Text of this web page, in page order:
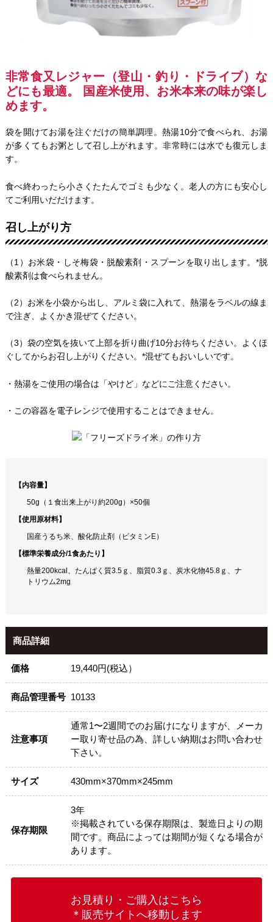
非常食又レジャー（登山・釣り・ドライブ）な
どにも最適。 国産米使用、お米本来の味が楽し
めます。
袋を開けてお湯を注ぐだけの簡単調理。熱湯10分で食べられ、お湯
が多くてもお粥として召し上がれます。非常時には水でも復元しま
す。
食べ終わったら小さくたたんでゴミも少なく。老人の方にも安心し
てご利用いだだけます。
召し上がり方
（1）お米袋・しそ梅袋・脱酸素剤・スプーンを取り出します。*脱
酸素剤は食べられません。
（2）お米を小袋から出し、アルミ袋に入れて、熱湯をラベルの線ま
で注ぎ、よくかき混ぜてください。
（3）袋の空気を抜いて上部を折り曲げ10分お待ちください。よくほ
ぐしてからお召し上がりください。*混ぜてもおいしいです。
・熱湯をご使用の場合は「やけど」などにご注意ください。
・この容器を電子レンジで使用することはできません。
【内容量】
50g（１食出来上がり約200g）×50個
【使用原材料】
国産うるち米、酸化防止剤（ビタミンE）
【標準栄養成分/1食あたり】
熱量200kcal、たんぱく質3.5ｇ、脂質0.3ｇ、炭水化物45.8ｇ、ナ
トリウム2mg
商品詳細
価格 19,440円(税込）
商品管理番号 10133
注意事項
通常1〜2週間でのお届けになりますが、メーカ
ー取り寄せ品の為、詳しい納期はお問い合わせ
下さい。
サイズ 430mm×370mm×245mm
保存期限
3年
※掲載されている保存期限は、製造日よりの期
間です。商品によっては期間が短くなる場合が
あります。
お見積り・ご購入はこちら
＊販売サイトへ移動します